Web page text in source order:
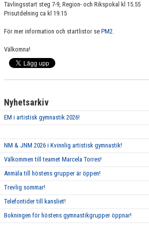
Tävlingsstart steg 7-9, Region- och Rikspokal kl 15.55
Prisutdelning ca kl 19.15
För mer information och startlistor se PM2.
Välkomna!
Nyhetsarkiv
EM i artistisk gymnastik 2026!
NM & JNM 2026 i Kvinnlig artistisk gymnastik!
Välkommen till teamet Marcela Torres!
Anmäla till höstens grupper är öppen!
Trevlig sommar!
Telefontider till kansliet!
Bokningen för höstens gymnastikgrupper öppnar!